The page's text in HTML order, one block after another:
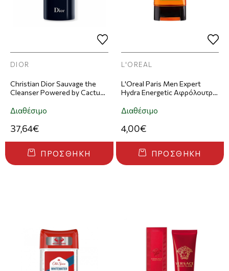
DIOR
Christian Dior Sauvage the
Cleanser Powered by Cactus
Διαθέσιμο
37,64€
ΠΡΟΣΘΉΚΗ
L'OREAL
L'Oreal Paris Men Expert
Hydra Energetic Αφρόλουτρο
Διαθέσιμο
4,00€
ΠΡΟΣΘΉΚΗ